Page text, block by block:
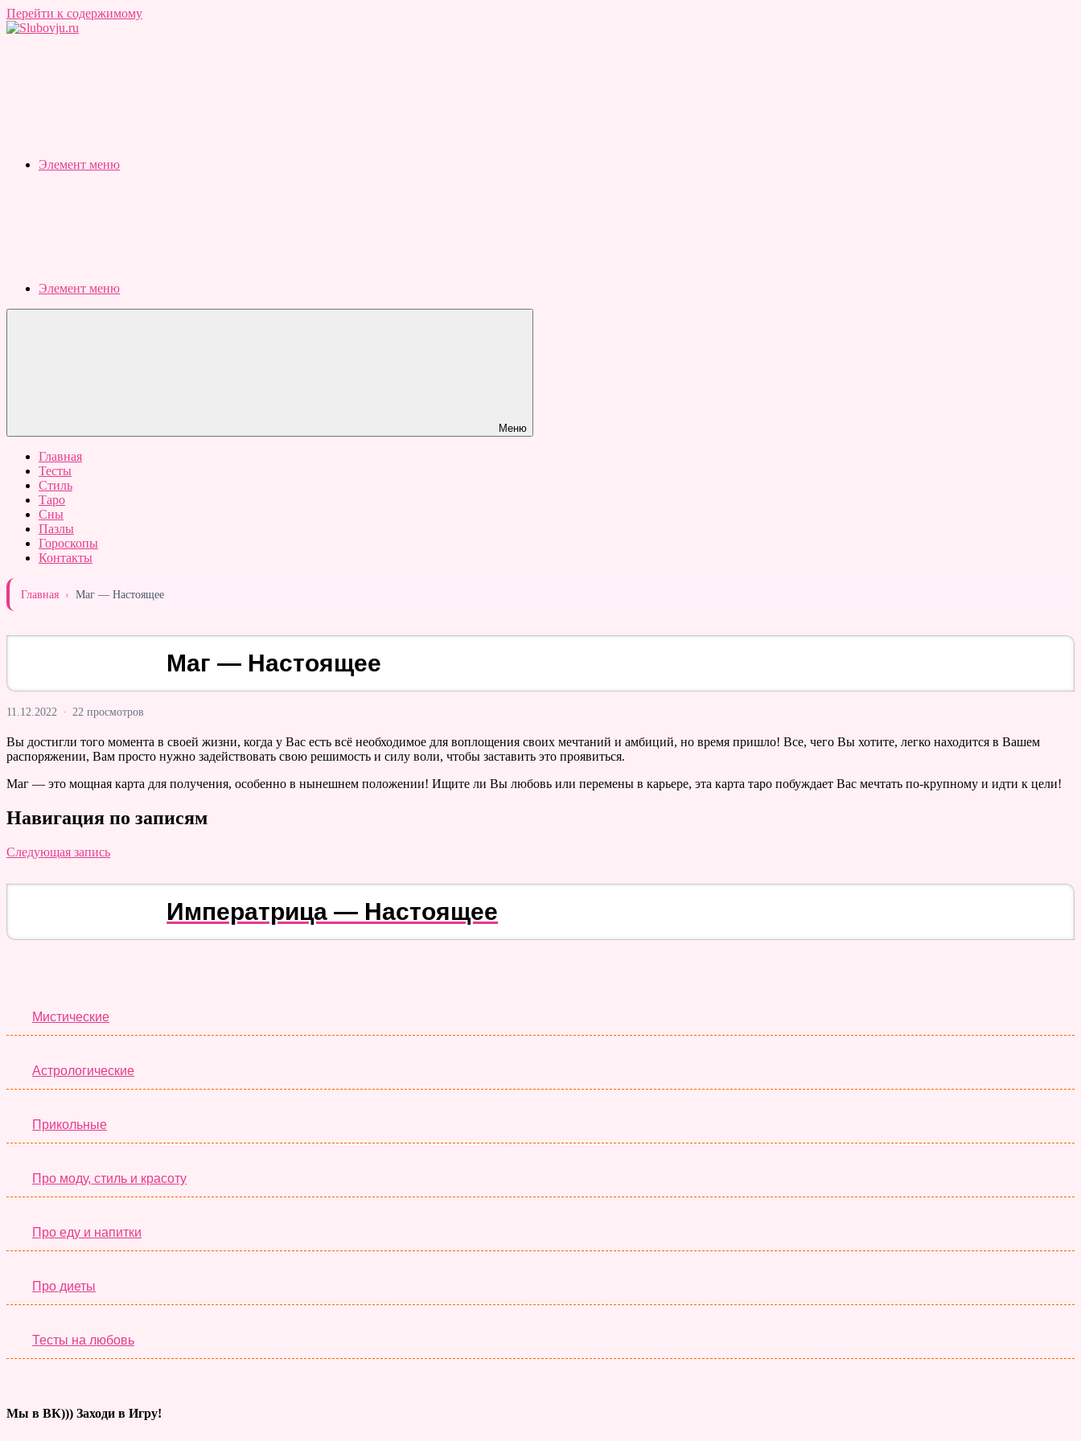
Перейти к содержимому
Элемент меню
Элемент меню
Меню
Главная
Тесты
Стиль
Таро
Сны
Пазлы
Гороскопы
Контакты
Главная › Маг — Настоящее
Маг — Настоящее
11.12.2022 · 22 просмотров
Вы достигли того момента в своей жизни, когда у Вас есть всё необходимое для воплощения своих мечтаний и амбиций, но время пришло! Все, чего Вы хотите, легко находится в Вашем
распоряжении, Вам просто нужно задействовать свою решимость и силу воли, чтобы заставить это проявиться.
Маг — это мощная карта для получения, особенно в нынешнем положении! Ищите ли Вы любовь или перемены в карьере, эта карта таро побуждает Вас мечтать по-крупному и идти к цели!
Навигация по записям
Следующая запись
Императрица — Настоящее
Мистические
Астрологические
Прикольные
Про моду, стиль и красоту
Про еду и напитки
Про диеты
Тесты на любовь
Мы в ВК))) Заходи в Игру!